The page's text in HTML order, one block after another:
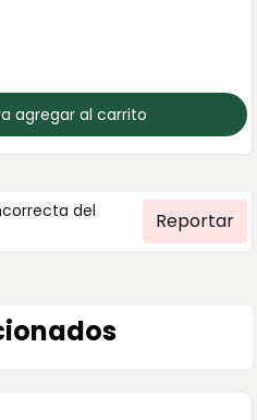
agregar al carrito
del
Reportar